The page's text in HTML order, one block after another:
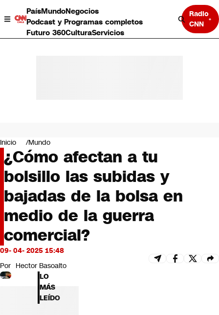
PaísMundoNegocios
Podcast y Programas completos
Futuro 360CulturaServicios
Radio
CNN
Negocios
Deportes
Programas completos
Cultura
Servicios
Bits
CNN Data
CNN tiempo
Opinión
Inicio Mundo
¿Cómo afectan a tu
bolsillo las subidas y
bajadas de la bolsa en
medio de la guerra
comercial?
09- 04- 2025 15:48
Por Hector Basoalto
LO
MÁS
LEÍDO